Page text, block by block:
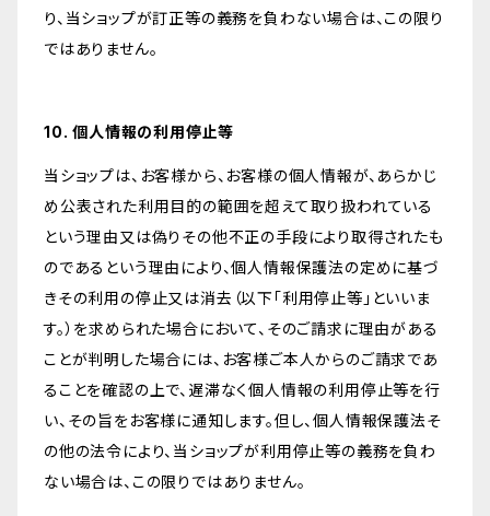
り、当ショップが訂正等の義務を負わない場合は、この限り
ではありません。
10. 個人情報の利用停止等
当ショップは、お客様から、お客様の個人情報が、あらかじ
め公表された利用目的の範囲を超えて取り扱われている
という理由又は偽りその他不正の手段により取得されたも
のであるという理由により、個人情報保護法の定めに基づ
きその利用の停止又は消去（以下「利用停止等」といいま
す。）を求められた場合において、そのご請求に理由がある
ことが判明した場合には、お客様ご本人からのご請求であ
ることを確認の上で、遅滞なく個人情報の利用停止等を行
い、その旨をお客様に通知します。但し、個人情報保護法そ
の他の法令により、当ショップが利用停止等の義務を負わ
ない場合は、この限りではありません。